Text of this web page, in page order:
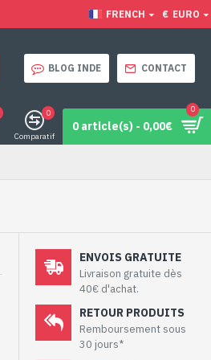
FRENCH € EURO
BLOG INDE CONTACT
Comparatif
0
0 article(s) - 0,00€
0
ENVOIS GRATUITE
Livraison gratuite dès
40€ d'achat.
RETOUR PRODUITS
Remboursement sous
30 jours*